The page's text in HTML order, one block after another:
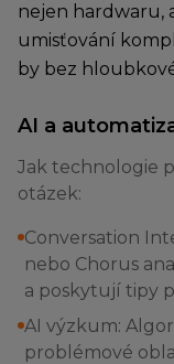
nejen hardwaru,
umisťování
by bez
AI a
Jak technologie
otázek:
Conversation
nebo Chorus
a poskytují tipy
AI výzkum:
problémové